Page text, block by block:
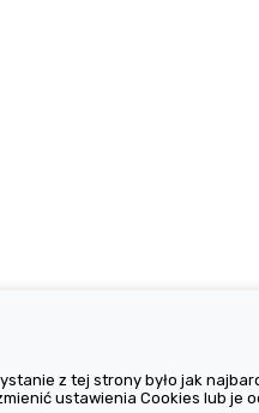
z tej strony było jak
ustawienia Cookies lub je